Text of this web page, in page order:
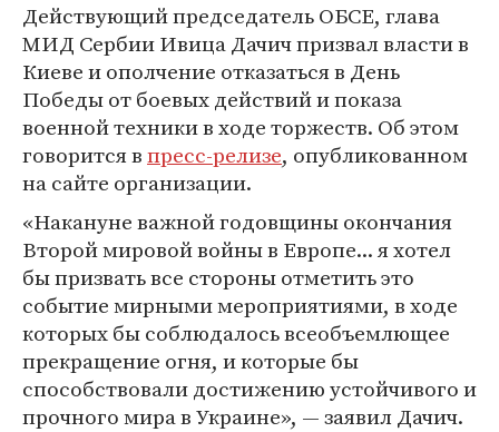
Действующий председатель ОБСЕ, глава
МИД Сербии Ивица Дачич призвал власти в
Киеве и ополчение отказаться в День
Победы от боевых действий и показа
военной техники в ходе торжеств. Об этом
говорится впресс-релизе, опубликованном
на сайте организации.
«Накануне важной годовщины окончания
Второй мировой войны в Европе... я хотел
бы призвать все стороны отметить это
событие мирными мероприятиями, в ходе
которых бы соблюдалось всеобъемлющее
прекращение огня, и которые бы
способствовали достижению устойчивого и
прочного мира в Украине», — заявил Дачич.